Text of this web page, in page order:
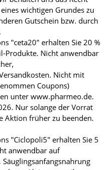
wichtigen Grundes zu
Gutschein bzw. durch
"ceta20" erhalten Sie 20 %
Produkte. Nicht anwendbar
Nicht mit
Coupons)
unter www.pharmeo.de.
Nur solange der Vorrat
Aktion früher zu beenden.
"Ciclopoli5" erhalten Sie 5
anwendbar auf